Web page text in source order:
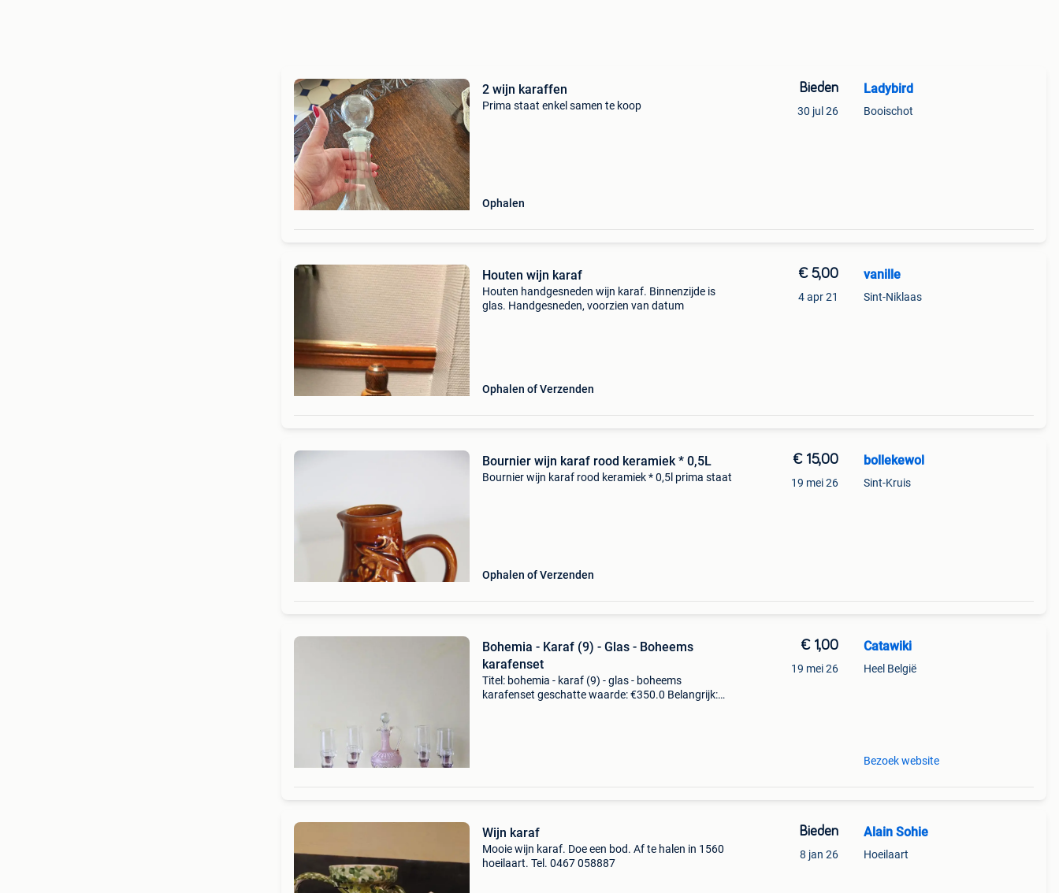
2 wijn karaffen
Prima staat enkel samen te koop
Ophalen
Bieden
30 jul 26
Ladybird
Booischot
Houten wijn karaf
Houten handgesneden wijn karaf. Binnenzijde is
glas. Handgesneden, voorzien van datum
Ophalen of Verzenden
€ 5,00
4 apr 21
vanille
Sint-Niklaas
Bournier wijn karaf rood keramiek * 0,5L
Bournier wijn karaf rood keramiek * 0,5l prima staat
Ophalen of Verzenden
€ 15,00
19 mei 26
bollekewol
Sint-Kruis
Bohemia - Karaf (9) - Glas - Boheems
karafenset
Titel: bohemia - karaf (9) - glas - boheems
karafenset geschatte waarde: €350.0 Belangrijk:
€ 1,00
19 mei 26
Catawiki
Heel België
Bezoek website
Wijn karaf
Mooie wijn karaf. Doe een bod. Af te halen in 1560
hoeilaart. Tel. 0467 058887
Bieden
8 jan 26
Alain Sohie
Hoeilaart